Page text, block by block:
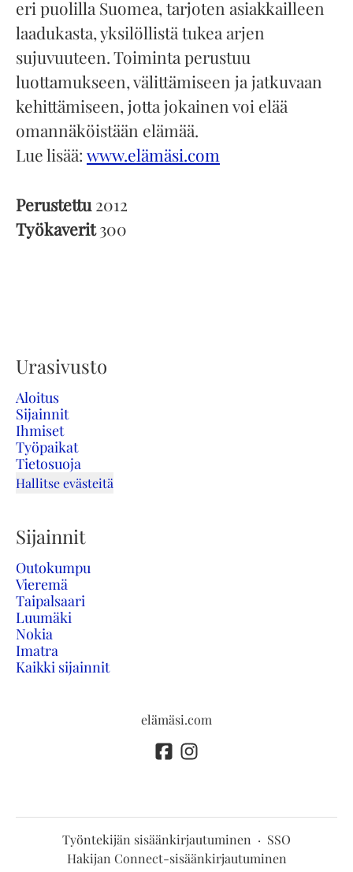
eri puolilla Suomea, tarjoten asiakkailleen
laadukasta, yksilöllistä tukea arjen
sujuvuuteen. Toiminta perustuu
luottamukseen, välittämiseen ja jatkuvaan
kehittämiseen, jotta jokainen voi elää
omannäköistään elämää.
Lue lisää: www.elämäsi.com
Perustettu2012
Työkaverit300
Urasivusto
Aloitus
Sijainnit
Ihmiset
Työpaikat
Tietosuoja
Hallitse evästeitä
Sijainnit
Outokumpu
Vieremä
Taipalsaari
Luumäki
Nokia
Imatra
Kaikki sijainnit
elämäsi.com
Työntekijän sisäänkirjautuminen · SSO
Hakijan Connect-sisäänkirjautuminen